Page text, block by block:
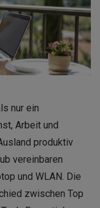
nur ein
Arbeit und
produktiv
vereinbaren
und WLAN. Die
zwischen Top